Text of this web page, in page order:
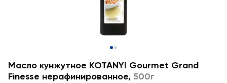
Масло кунжутное KOTANYI Gourmet Grand
Finesse нерафинированное, 500г